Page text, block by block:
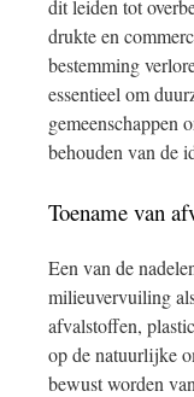
dit leiden tot
drukte en
bestemming
essentieel om
gemeenschappen
behouden van de
Toename van
Een van de
milieuvervuiling
afvalstoffen,
op de natuurlijke
bewust worden